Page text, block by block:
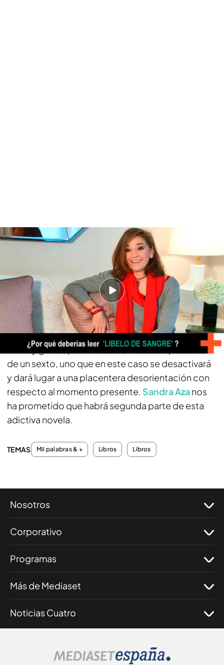
Sandra Aza nos responde a la pregunta: ¿Por qué debería leer 'Libelo de
Sangre'?
Sandra Aza, la autora de 'Libelo de Sangre'
prepara ya la segunda parte de esta historia
Con‘Libelo de Sangre’, más allá de disfrutar de
unatrama que engancha –que realmente
engancha- el lector viajará al Madrid del Siglo de
Oro a través de sus sentidos: vista, oído, olfato,
tacto y gusto, pero además, vivirá la experiencia
de un sexto, uno que en este caso se desactivará
y dará lugar a una placentera desorientación con
respecto al momento presente. Sandra Azanos
ha prometido que habrá segunda parte de esta
adictiva novela.
TEMAS Mil palabras & + Libros Libros
Nosotros
Corporativo
Programas
Más de Mediaset
Noticias Cuatro